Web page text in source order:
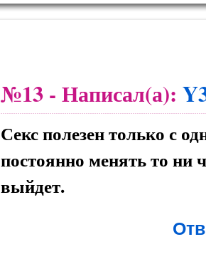
№13 - Написал(а):
Секс полезен только с
постоянно менять то ни
выйдет.